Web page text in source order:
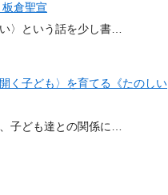
倉聖宣
〉という話を少し書…
く子ども〉を育てる《たのしい
子ども達との関係に…